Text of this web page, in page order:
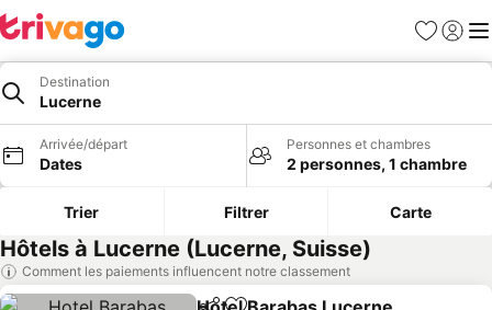
Favoris
Se
Destination
Lucerne
Arrivée/départ
Dates
Personnes et chambres
2 personnes, 1 chambre
Trier Filtrer Carte
Hôtels à Lucerne (Lucerne, Suisse)
Comment les paiements influencent notre classement